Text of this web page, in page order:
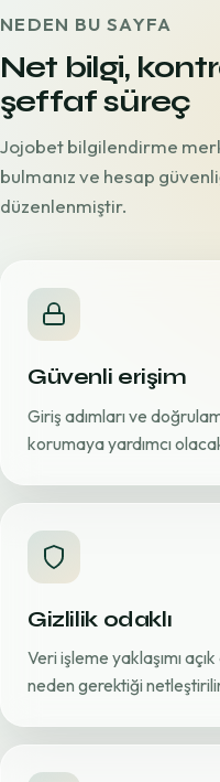
NEDEN BU SAYFA
Net bilgi,
şeffaf süreç
Jojobet bilgilendirme
bulmanız ve hesap
düzenlenmiştir.
Güvenli erişim
Giriş adımları ve
korumaya yardımcı
Gizlilik odaklı
Veri işleme yaklaşımı
neden gerektiği